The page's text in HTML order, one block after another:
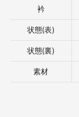
衿
状態(表)
状態(裏)
素材